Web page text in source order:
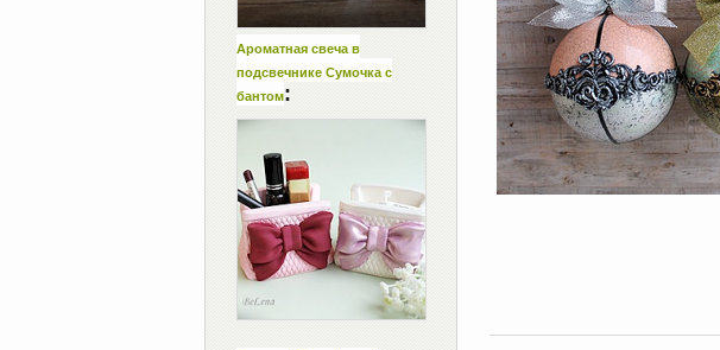
Ароматная свеча в
подсвечнике Сумочка с
бантом: